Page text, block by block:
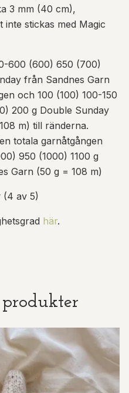
3 mm (40 cm),
stickas med Magic
600 (600) 650 (700)
från Sandnes Garn
och 100 (100) 100-150
200 g Double Sunday
m) till ränderna.
totala garnåtgången
950 (1000) 1100 g
Garn (50 g = 108 m)
(4 av 5)
här.
produkter